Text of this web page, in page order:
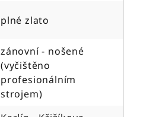
plné zlato
zánovní - nošené
(vyčištěno
profesionálním
strojem)